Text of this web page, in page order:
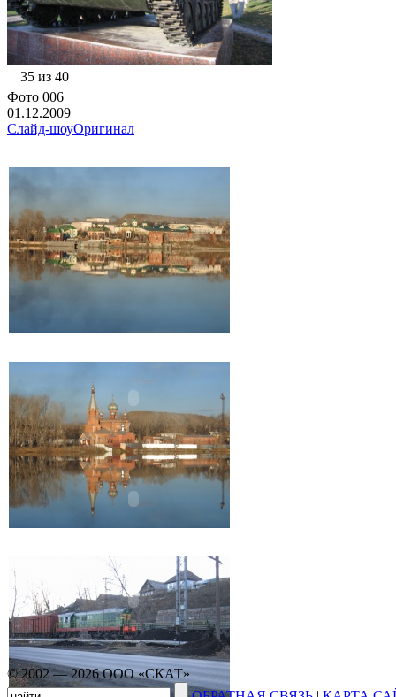
35 из 40
Фото 006
01.12.2009
Слайд-шоуОригинал
© 2002 — 2026 ООО «СКАТ»